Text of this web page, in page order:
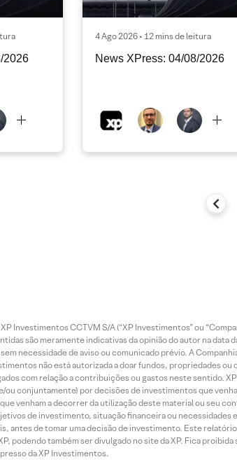
2026
4 Ago 2026 • 12 mins de leitura
News XPress: 04/08/2026
Investimentos CCTVM S/A (“XP Investimentos” ou
são meramente indicativas da opinião do autor na
necessidade de aviso ou comunicado prévio. A
não está autorizada a doar fundos, propriedades
com relação a contribuições ou gastos neste sentido.
conjuntamente) por decisões de investimentos que
venham a decorrer da utilização deste material ou seu
de investimento, situação financeira ou
antes de tomar uma decisão de investimento. Este
podendo também ser divulgado no site da XP. Fica
da XP Investimentos.